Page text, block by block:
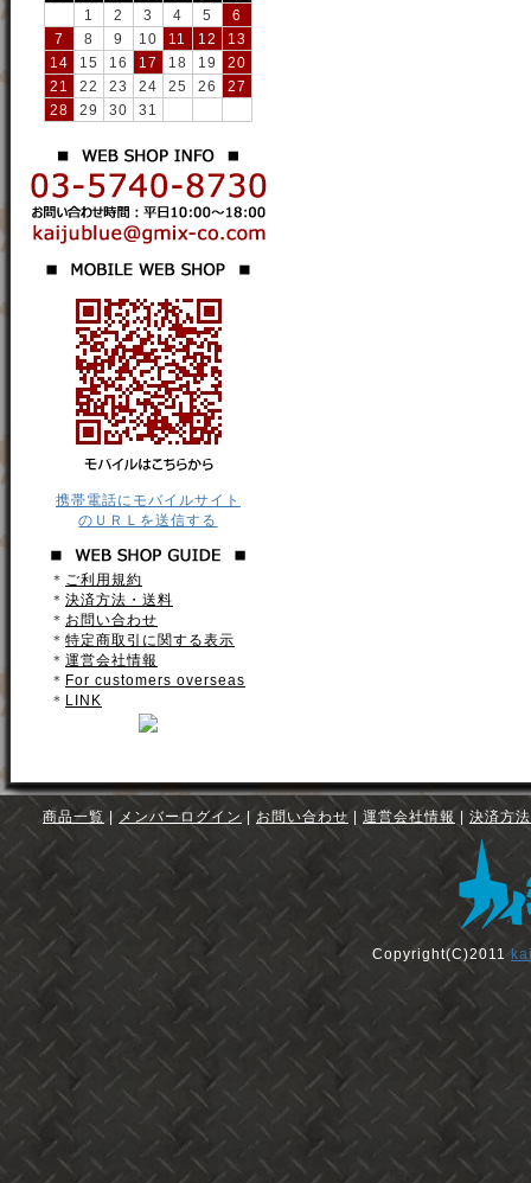
1
2 3 4 5
6
7
8 9 10 11 12
13
14
15 16 17 18 19
20
21
22 23 24 25 26
27
28
29 30 31
携帯電話にモバイルサイト
のＵＲＬを送信する
＊ ご利用規約
＊ 決済方法・送料
＊ お問い合わせ
＊ 特定商取引に関する表示
＊ 運営会社情報
＊ For customers overseas
＊ LINK
商品一覧 メンバーログイン お問い合わせ 運営会社情報 決済方
Copyright(C)2011